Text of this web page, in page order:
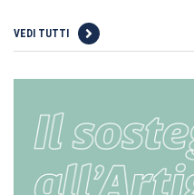
VEDI TUTTI